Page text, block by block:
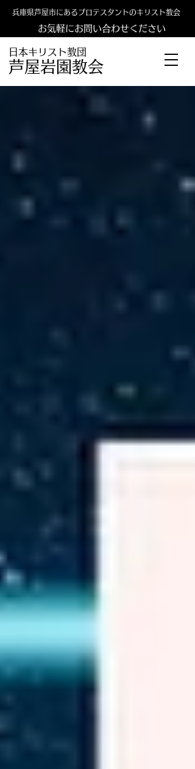
日本キリスト教団
​​芦屋岩園教会
兵庫県芦屋市にあるプロテスタントのキリスト教会
お気軽にお問い合わせください